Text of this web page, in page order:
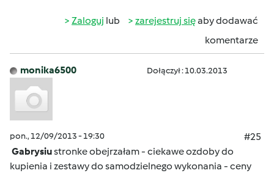
Zaloguj lub zarejestruj sięaby dodawać
komentarze
monika6500 Dołączył : 10.03.2013
pon., 12/09/2013 - 19:30
#25
Gabrysiustronke obejrzałam - ciekawe ozdoby do
kupienia i zestawy do samodzielnego wykonania - ceny